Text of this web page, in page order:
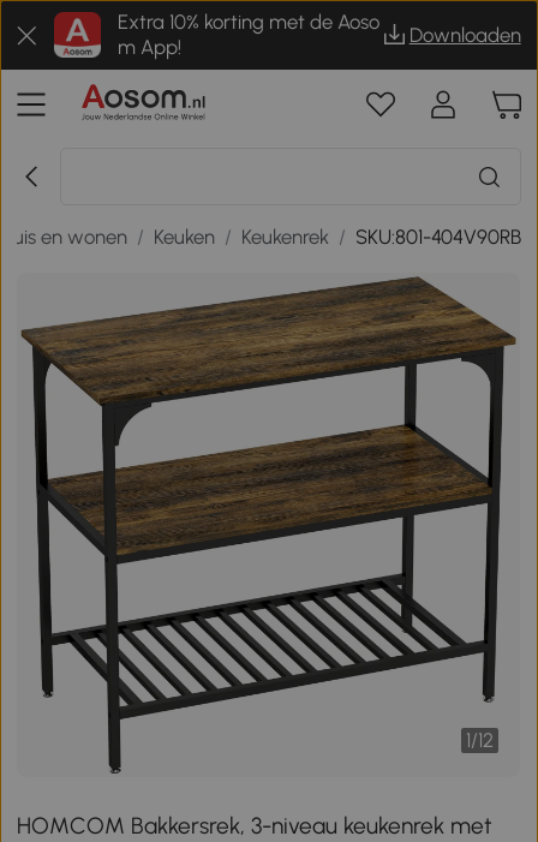
Extra 10% korting met de Aoso
m App!
Downloaden
Huis en wonen / Keuken / Keukenrek / SKU:801-404V90RB
1/12
HOMCOM Bakkersrek, 3-niveau keukenrek met